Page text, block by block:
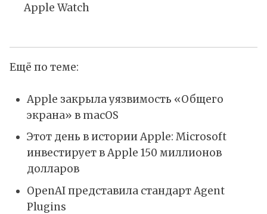
Apple Watch
Ещё по теме:
Apple закрыла уязвимость «Общего
экрана» в macOS
Этот день в истории Apple: Microsoft
инвестирует в Apple 150 миллионов
долларов
OpenAI представила стандарт Agent
Plugins